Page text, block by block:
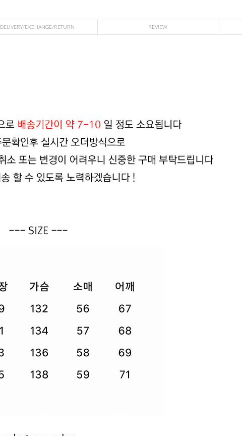
DELIVERY/EXCHANGE/RETURN REVIEW